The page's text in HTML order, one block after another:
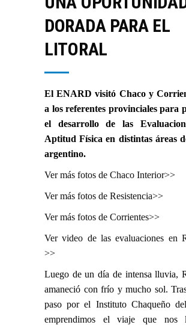
DORADA PARA EL
LITORAL
El ENARD visitó Chaco y
a los referentes provinciales para
el desarrollo de las
Aptitud Fí­sica en distintas áreas
argentino.
Ver más fotos de Chaco Interior>>
Ver más fotos de Resistencia>>
Ver más fotos de Corrientes>>
Ver video de las evaluaciones en
>>
Luego de un día de intensa lluvia,
amaneció con frío y mucho sol.
paso por el Instituto Chaqueño
emprendimos el viaje que nos